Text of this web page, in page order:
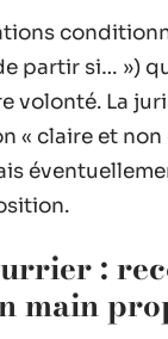
partir si… »)
volonté. La
« claire et
:
main